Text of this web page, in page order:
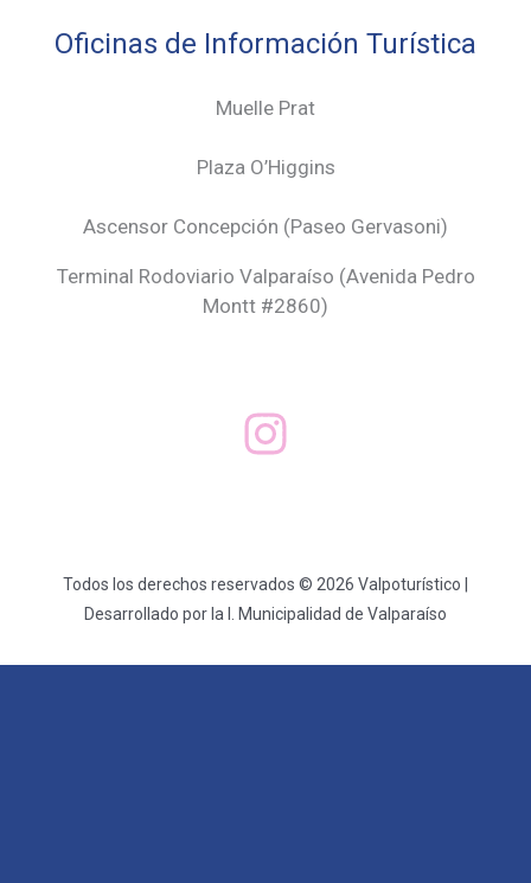
Oficinas de Información Turística
Muelle Prat
Plaza O’Higgins
Ascensor Concepción (Paseo Gervasoni)
Terminal Rodoviario Valparaíso (Avenida Pedro
Montt #2860)
Todos los derechos reservados © 2026 Valpoturístico |
Desarrollado por la I. Municipalidad de Valparaíso